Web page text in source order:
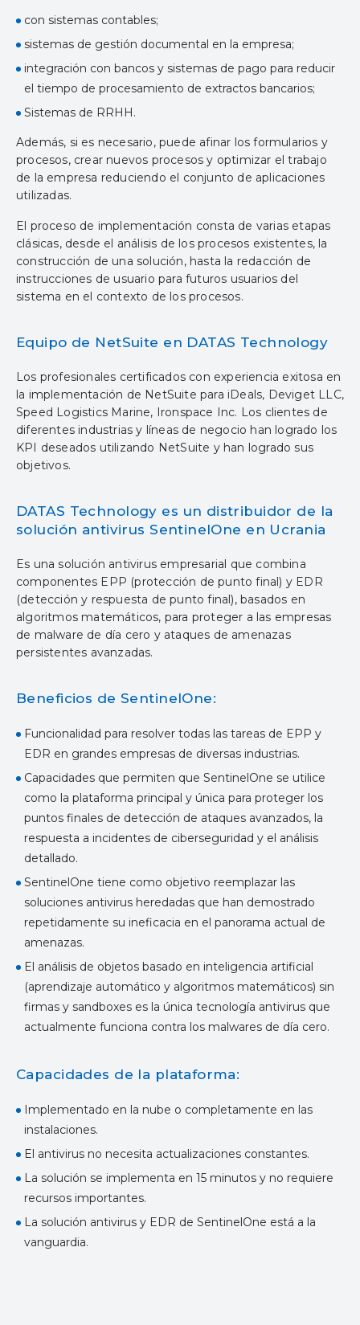
con sistemas contables;
sistemas de gestión documental en la empresa;
integración con bancos y sistemas de pago para reducir
el tiempo de procesamiento de extractos bancarios;
Sistemas de RRHH.
Además, si es necesario, puede afinar los formularios y
procesos, crear nuevos procesos y optimizar el trabajo
de la empresa reduciendo el conjunto de aplicaciones
utilizadas.
El proceso de implementación consta de varias etapas
clásicas, desde el análisis de los procesos existentes, la
construcción de una solución, hasta la redacción de
instrucciones de usuario para futuros usuarios del
sistema en el contexto de los procesos.
Equipo de NetSuite en DATAS Technology
Los profesionales certificados con experiencia exitosa en
la implementación de NetSuite para iDeals, Deviget LLC,
Speed Logistics Marine, Ironspace Inc. Los clientes de
diferentes industrias y líneas de negocio han logrado los
KPI deseados utilizando NetSuite y han logrado sus
objetivos.
DATAS Technology es un distribuidor de la
solución antivirus SentinelOne en Ucrania
Es una solución antivirus empresarial que combina
componentes EPP (protección de punto final) y EDR
(detección y respuesta de punto final), basados ​​en
algoritmos matemáticos, para proteger a las empresas
de malware de día cero y ataques de amenazas
persistentes avanzadas.
Beneficios de SentinelOne:
Funcionalidad para resolver todas las tareas de EPP y
EDR en grandes empresas de diversas industrias.
Capacidades que permiten que SentinelOne se utilice
como la plataforma principal y única para proteger los
puntos finales de detección de ataques avanzados, la
respuesta a incidentes de ciberseguridad y el análisis
detallado.
SentinelOne tiene como objetivo reemplazar las
soluciones antivirus heredadas que han demostrado
repetidamente su ineficacia en el panorama actual de
amenazas.
El análisis de objetos basado en inteligencia artificial
(aprendizaje automático y algoritmos matemáticos) sin
firmas y sandboxes es la única tecnología antivirus que
actualmente funciona contra los malwares de día cero.
Capacidades de la plataforma:
Implementado en la nube o completamente en las
instalaciones.
El antivirus no necesita actualizaciones constantes.
La solución se implementa en 15 minutos y no requiere
recursos importantes.
La solución antivirus y EDR de SentinelOne está a la
vanguardia.